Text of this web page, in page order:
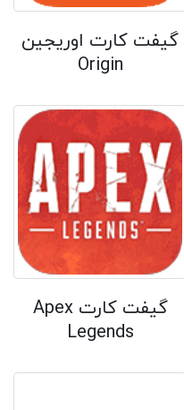
گیفت کارت اوریجین
Origin
گیفت کارت Apex
Legends